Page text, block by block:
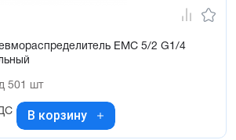
EMC 5/2 G1/4
501 шт
В корзину